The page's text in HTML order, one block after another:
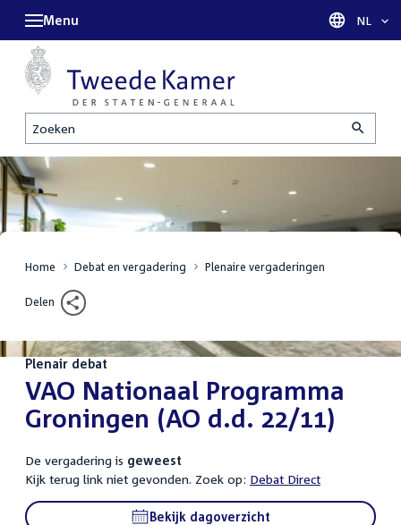
Zoeken
Menu Taal
NL
Home Debat en vergadering Plenaire vergaderingen
Delen
Plenair debat
:VAO Nationaal Programma
Groningen (AO d.d. 22/11)
De vergadering is geweest
Kijk terug link niet gevonden. Zoek op: Debat Direct
Bekijk dagoverzicht